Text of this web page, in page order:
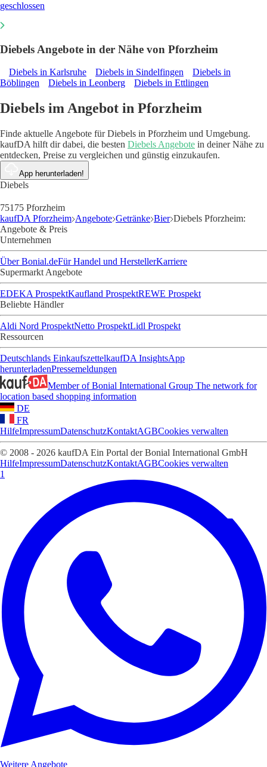
geschlossen
Diebels Angebote in der Nähe von Pforzheim
Diebels in Karlsruhe Diebels in Sindelfingen
Diebels in
Böblingen
Diebels in Leonberg Diebels in Ettlingen
Diebels im Angebot in Pforzheim
Finde aktuelle Angebote für Diebels in Pforzheim und Umgebung.
kaufDA hilft dir dabei, die besten Diebels Angebote in deiner Nähe zu
entdecken, Preise zu vergleichen und günstig einzukaufen.
App herunterladen!
Diebels
75175 Pforzheim
kaufDA Pforzheim Angebote Getränke Bier Diebels Pforzheim:
Angebote & Preis
Unternehmen
Über Bonial.deFür Handel und HerstellerKarriere
Supermarkt Angebote
EDEKA ProspektKaufland ProspektREWE Prospekt
Beliebte Händler
Aldi Nord ProspektNetto ProspektLidl Prospekt
Ressourcen
Deutschlands EinkaufszettelkaufDA InsightsApp
herunterladenPressemeldungen
Member of Bonial International Group The network for
location based shopping information
DE
FR
HilfeImpressumDatenschutzKontaktAGBCookies verwalten
© 2008 - 2026 kaufDA Ein Portal der Bonial International GmbH
HilfeImpressumDatenschutzKontaktAGBCookies verwalten
1
Weitere Angebote